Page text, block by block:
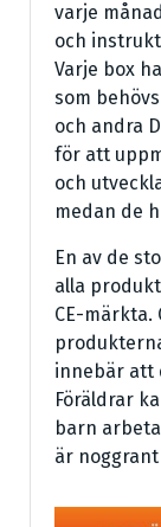
varje
och
Varje box
som
och andra
för att
och
medan de
En av de
alla
CE-
innebär att
Föräldrar
barn
är